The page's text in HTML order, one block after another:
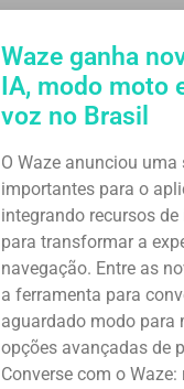
Waze ganha
IA, modo moto
voz no Brasil
O Waze anunciou
importantes para o
integrando recursos
para transformar a
navegação. Entre as
a ferramenta para
aguardado modo para
opções avançadas de
Converse com o